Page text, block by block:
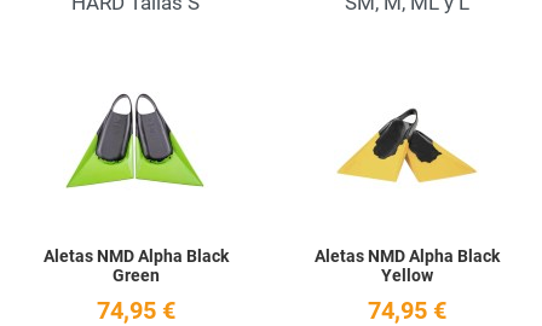
Aletas NMD Alpha Black
Green
74,95 €
Aletas NMD Alpha Black
Yellow
74,95 €